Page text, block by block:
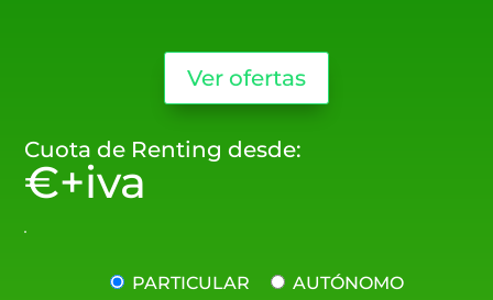
Ver ofertas
Cuota de Renting desde:
€+iva
PARTICULAR
AUTÓNOMO